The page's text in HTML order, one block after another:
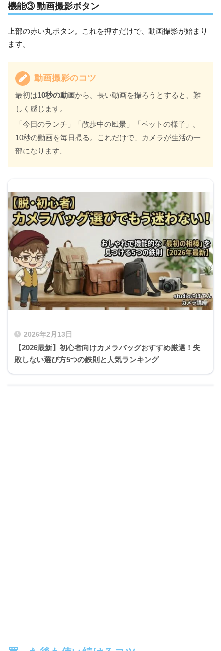
機能③ 動画撮影ボタン
上部の赤い丸ボタン。これを押すだけで、動画撮影が始まり
ます。
動画撮影のコツ
最初は10秒の動画から。長い動画を撮ろうとすると、難
しく感じます。
「今日のランチ」「散歩中の風景」「ペットの様子」。
10秒の動画を毎日撮る。これだけで、カメラが生活の一
部になります。
2026年2月13日
【2026最新】初心者向けカメラバッグおすすめ厳選！失
敗しない選び方5つの鉄則と人気ランキング